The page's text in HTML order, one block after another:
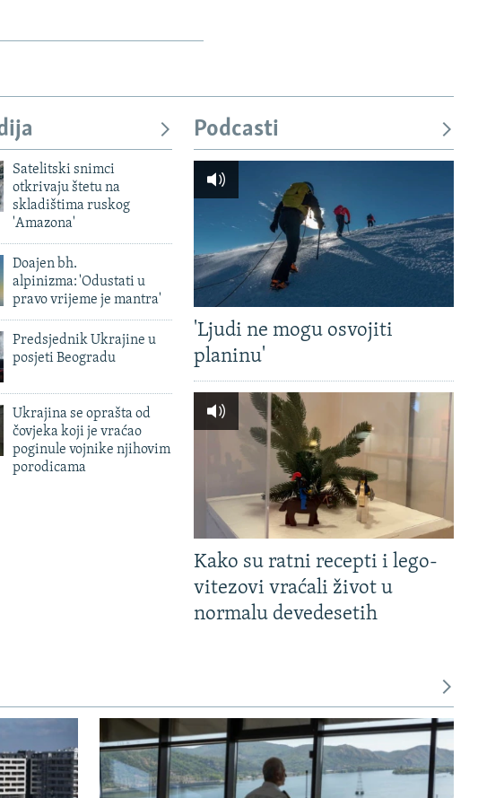
Satelitski snimci
otkrivaju štetu na
skladištima ruskog
'Amazona'
Doajen bh.
alpinizma: 'Odustati u
pravo vrijeme je mantra'
Predsjednik Ukrajine u
posjeti Beogradu
Ukrajina se oprašta od
čovjeka koji je vraćao
poginule vojnike njihovim
porodicama
Podcasti
'Ljudi ne mogu osvojiti
planinu'
Kako su ratni recepti i lego-
vitezovi vraćali život u
normalu devedesetih